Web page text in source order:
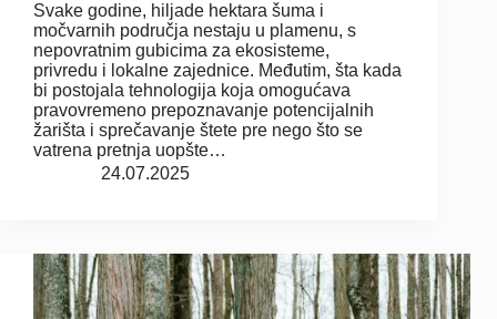
Svake godine, hiljade hektara šuma i
močvarnih područja nestaju u plamenu, s
nepovratnim gubicima za ekosisteme,
privredu i lokalne zajednice. Međutim, šta kada
bi postojala tehnologija koja omogućava
pravovremeno prepoznavanje potencijalnih
žarišta i sprečavanje štete pre nego što se
vatrena pretnja uopšte…
24.07.2025